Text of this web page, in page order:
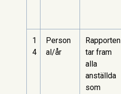
1
4
Person
al/år
Rapporten
tar fram
alla
anställda
som